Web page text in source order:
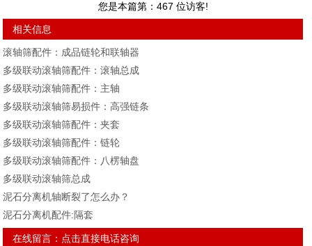
您是本篇第： 467 位访客!
相关信息
滚轴筛配件：成品链轮和联轴器
多级联动滚轴筛配件：滚轴总成
多级联动滚轴筛配件：主轴
多级联动滚轴筛易损件：高强链条
多级联动滚轴筛配件：夹套
多级联动滚轴筛配件：链轮
多级联动滚轴筛配件：八楞轴盘
多级联动滚轴筛总成
泥石分离机轴断裂了怎么办？
泥石分离机配件:隔套
在线留言： 点击直接电话咨询